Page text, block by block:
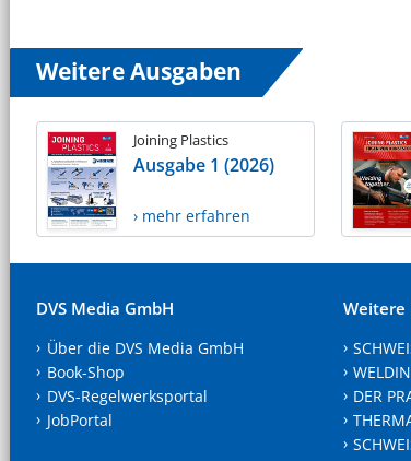
Weitere Ausgaben
Joining Plastics
Ausgabe 1 (2026)
› mehr erfahren
DVS Media GmbH
Über die DVS Media GmbH
Book-Shop
DVS-Regelwerksportal
JobPortal
Weitere
DER